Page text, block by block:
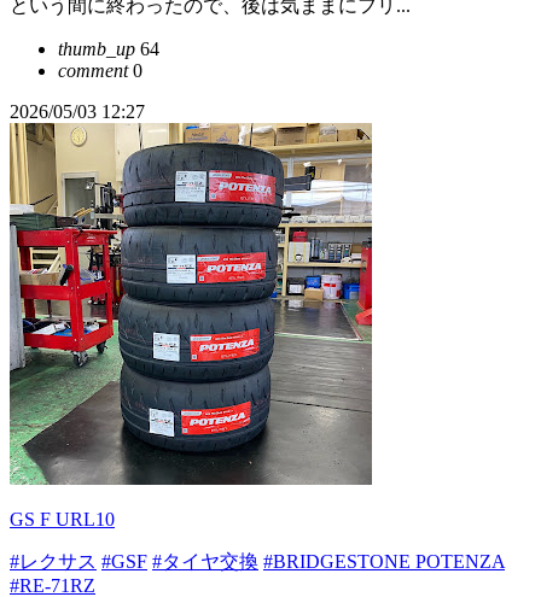
という間に終わったので、後は気ままにフリ...
thumb_up 64
comment0
2026/05/03 12:27
GS F URL10
#レクサス #GSF #タイヤ交換 #BRIDGESTONE POTENZA
#RE-71RZ